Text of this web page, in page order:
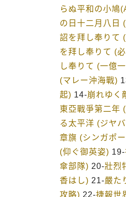
らぬ平和の小鳩
の日十二月八日
詔を拜し奉りて
を拜し奉りて (
し奉りて (一億
(マレー沖海戰)
起) 14-崩れゆく
東亞戰爭第二年
る太平洋 (ジヤ
章旗 (シンガポ
(仰ぐ御英姿) 19-
傘部隊) 20-壯烈
香はし) 21-嚴た
攻略) 22-捷報世